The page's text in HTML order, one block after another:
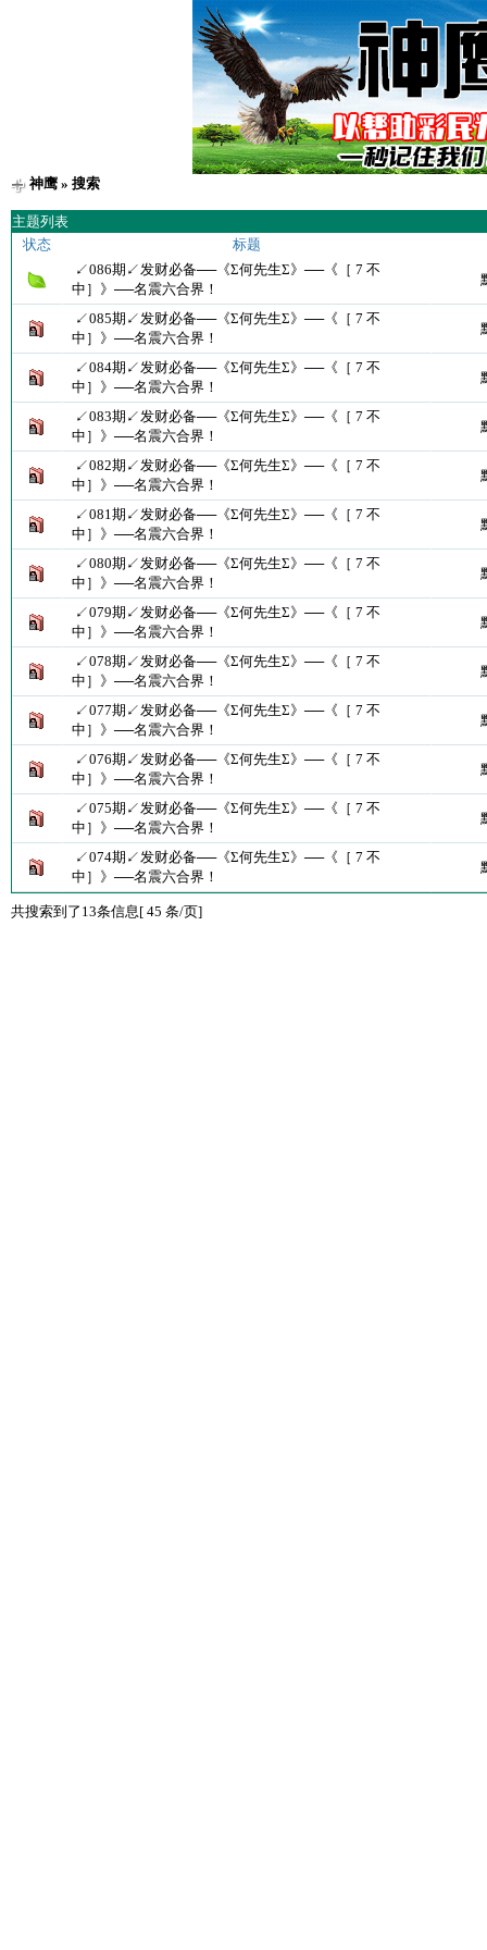
神鹰» 搜索
主题列表
状态
标题
↙086期↙发财必备──《Σ何先生Σ》──《［ 7 不
中］》──名震六合界！
↙085期↙发财必备──《Σ何先生Σ》──《［ 7 不
中］》──名震六合界！
↙084期↙发财必备──《Σ何先生Σ》──《［ 7 不
中］》──名震六合界！
↙083期↙发财必备──《Σ何先生Σ》──《［ 7 不
中］》──名震六合界！
↙082期↙发财必备──《Σ何先生Σ》──《［ 7 不
中］》──名震六合界！
↙081期↙发财必备──《Σ何先生Σ》──《［ 7 不
中］》──名震六合界！
↙080期↙发财必备──《Σ何先生Σ》──《［ 7 不
中］》──名震六合界！
↙079期↙发财必备──《Σ何先生Σ》──《［ 7 不
中］》──名震六合界！
↙078期↙发财必备──《Σ何先生Σ》──《［ 7 不
中］》──名震六合界！
↙077期↙发财必备──《Σ何先生Σ》──《［ 7 不
中］》──名震六合界！
↙076期↙发财必备──《Σ何先生Σ》──《［ 7 不
中］》──名震六合界！
↙075期↙发财必备──《Σ何先生Σ》──《［ 7 不
中］》──名震六合界！
↙074期↙发财必备──《Σ何先生Σ》──《［ 7 不
中］》──名震六合界！
共搜索到了13条信息[ 45 条/页]